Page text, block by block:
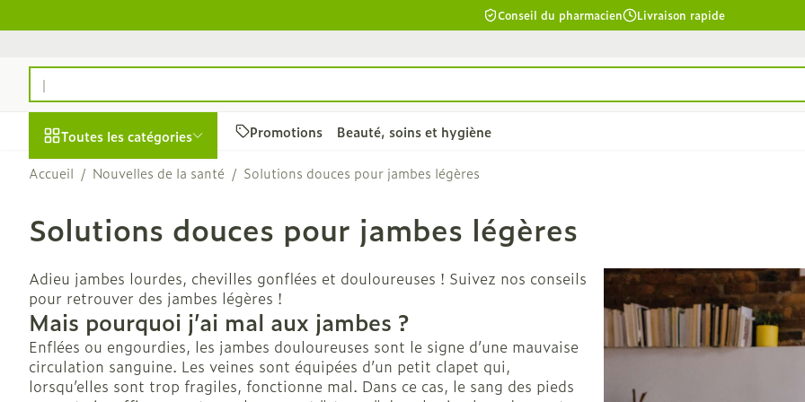
Conseil du pharmacien Livraison rapide
Rechercher
Toutes les catégories
Promotions
Beauté, soins et
hygiène
Afficher le sous-menu pour la catégorie Beauté, soins et hygiène
Soins du cuir chevelu et
des cheveux
Peignes - démêler les
Irritation du cuir chevelu
- cheveux abîmés
Produits coiffants - gel &
Soins du corps
Déodorants
Problèmes cutanés, peau
irritée
Boutons
Promotions Beauté, soins et hygiène
Accueil / Nouvelles de la santé / Solutions douces pour jambes légères
Solutions douces pour jambes légères
Adieu jambes lourdes, chevilles gonflées et douloureuses ! Suivez nos conseils
pour retrouver des jambes légères !
Mais pourquoi j’ai mal aux jambes ?
Enflées ou engourdies, les jambes douloureuses sont le signe d’une mauvaise
circulation sanguine. Les veines sont équipées d’un petit clapet qui,
lorsqu’elles sont trop fragiles, fonctionne mal. Dans ce cas, le sang des pieds